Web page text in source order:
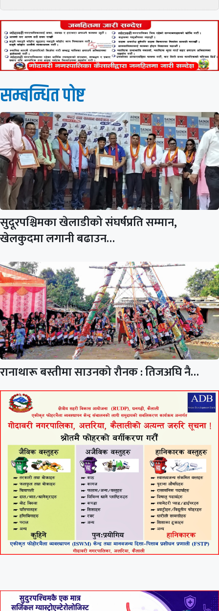
सम्बन्धित पाेष्ट
सुदूरपश्चिमका खेलाडीको संघर्षप्रति सम्मान,
खेलकुदमा लगानी बढाउन…
रानाथारू बस्तीमा साउनको रौनक : तिजअघि नै…